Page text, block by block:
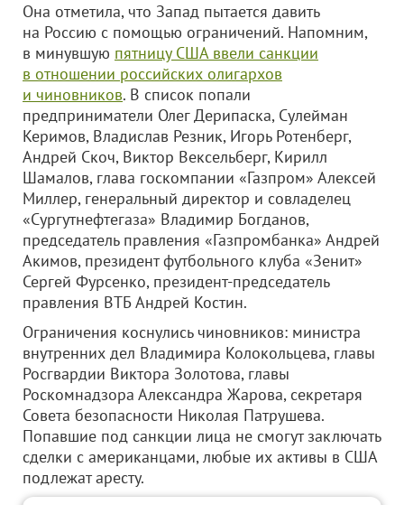
Она отметила, что Запад пытается давить
на Россию с помощью ограничений. Напомним,
в минувшую пятницу США ввели санкции
в отношении российских олигархов
и чиновников. В список попали
предприниматели Олег Дерипаска, Сулейман
Керимов, Владислав Резник, Игорь Ротенберг,
Андрей Скоч, Виктор Вексельберг, Кирилл
Шамалов, глава госкомпании «Газпром» Алексей
Миллер, генеральный директор и совладелец
«Сургутнефтегаза» Владимир Богданов,
председатель правления «Газпромбанка» Андрей
Акимов, президент футбольного клуба «Зенит»
Сергей Фурсенко, президент-председатель
правления ВТБ Андрей Костин.
Ограничения коснулись чиновников: министра
внутренних дел Владимира Колокольцева, главы
Росгвардии Виктора Золотова, главы
Роскомнадзора Александра Жарова, секретаря
Совета безопасности Николая Патрушева.
Попавшие под санкции лица не смогут заключать
сделки с американцами, любые их активы в США
подлежат аресту.